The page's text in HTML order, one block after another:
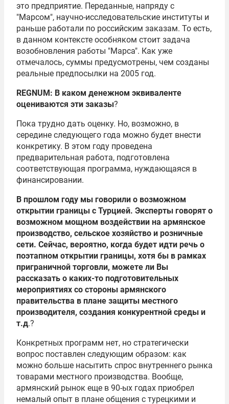
это предприятие. Переданные, напряду с
"Марсом", научно-исследовательские институты и
раньше работали по российским заказам. То есть,
в данном контексте особняком стоит задача
возобновления работы "Марса". Как уже
отмечалось, суммы предусмотрены, чем созданы
реальные предпосылки на 2005 год.
REGNUM: В каком денежном эквиваленте
оцениваются эти заказы?
Пока трудно дать оценку. Но, возможно, в
середине следующего года можно будет внести
конкретику. В этом году проведена
предварительная работа, подготовлена
соответствующая программа, нуждающаяся в
финансировании.
В прошлом году мы говорили о возможном
открытии границы с Турцией. Эксперты говорят о
возможном мощном воздействии на армянское
производство, сельское хозяйство и розничные
сети. Сейчас, вероятно, когда будет идти речь о
поэтапном открытии границы, хотя бы в рамках
приграничной торговли, можете ли Вы
рассказать о каких-то подготовительных
мероприятиях со стороны армянского
правительства в плане защиты местного
производителя, создания конкурентной среды и
т.д.?
Конкретных программ нет, но стратегически
вопрос поставлен следующим образом: как
можно больше насытить спрос внутреннего рынка
товарами местного производства. Вообще,
армянский рынок еще в 90-ых годах приобрел
немалый опыт в плане общения с турецкими и